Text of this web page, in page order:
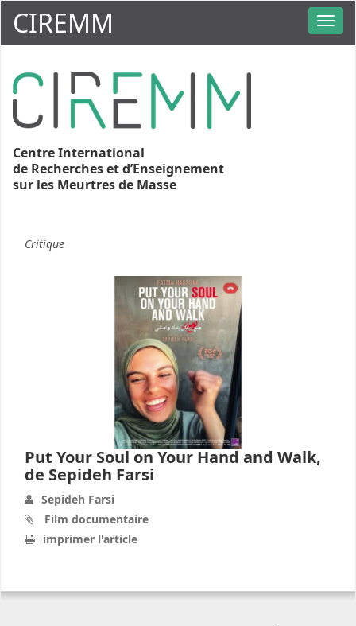
CIREMM
Centre International
de Recherches et d’Enseignement
sur les Meurtres de Masse
Critique
Put Your Soul on Your Hand and Walk,
de Sepideh Farsi
Sepideh Farsi
Film documentaire
imprimer l'article